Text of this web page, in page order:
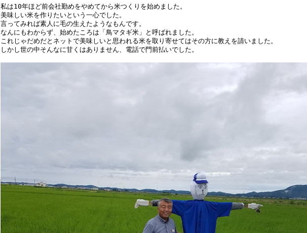
私は10年ほど前会社勤めをやめてから米つくりを始めました。
美味しい米を作りたいという一心でした。
言ってみれば素人に毛の生えたようなもんです。
なんにもわからず、始めたころは「鳥マタギ米」と呼ばれました。
これじゃだめだとネットで美味しいと思われる米を取り寄せてはその方に教えを請いました。
しかし世の中そんなに甘くはありません、電話で門前払いでした。